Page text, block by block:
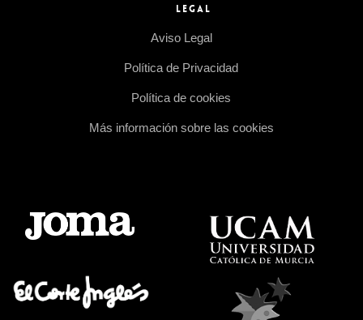
LEGAL
Aviso Legal
Política de Privacidad
Política de cookies
Más información sobre las cookies